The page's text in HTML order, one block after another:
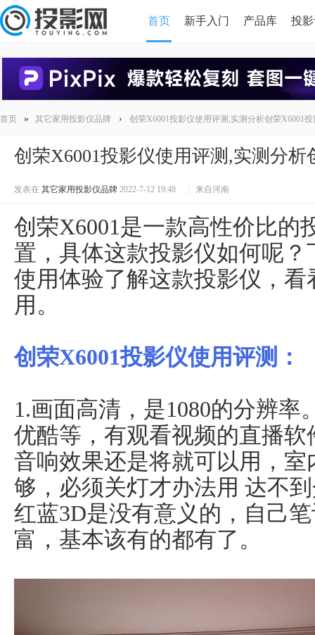
首页 新手入门 产品库 投
首页 » 其它家用投影仪品牌 › 创荣X6001投影仪使用评测,实测分析创荣X6001
创荣X6001投影仪使用评测,实测分析
发表在 其它家用投影仪品牌 2022-7-12 19:48 来自河南
创荣X6001是一款高性价比的
置，具体这款投影仪如何呢
使用体验了解这款投影仪，
用。
创荣X6001投影仪使用评测：
1.画面高清，是1080的分辨率
优酷等，有观看视频的直播
音响效果还是将就可以用，
够，必须关灯才办法用 达不
红蓝3D是没有意义的，自己
富，基本该有的都有了。